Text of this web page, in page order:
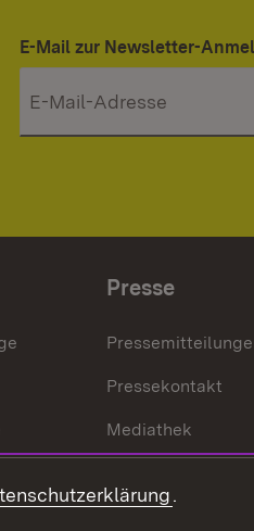
E-Mail zur Newsletter-
Presse
Pressekontakt
Mediathek
.